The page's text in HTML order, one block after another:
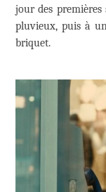
jour des premières
pluvieux, puis à
briquet.